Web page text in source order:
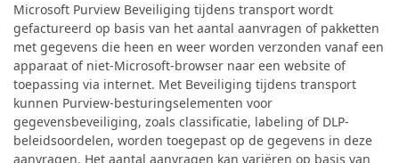
Microsoft Purview Beveiliging tijdens transport wordt
gefactureerd op basis van het aantal aanvragen of pakketten
met gegevens die heen en weer worden verzonden vanaf een
apparaat of niet-Microsoft-browser naar een website of
toepassing via internet. Met Beveiliging tijdens transport
kunnen Purview-besturingselementen voor
gegevensbeveiliging, zoals classificatie, labeling of DLP-
beleidsoordelen, worden toegepast op de gegevens in deze
aanvragen. Het aantal aanvragen kan variëren op basis van